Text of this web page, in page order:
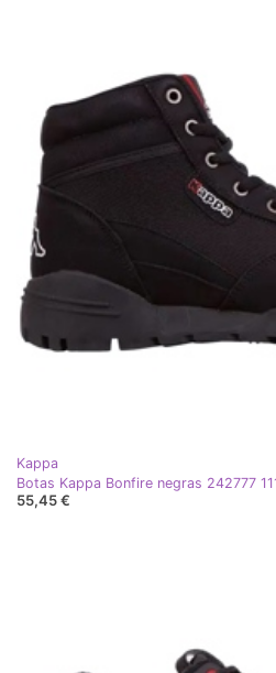
Kappa
Botas Kappa Bonfire negras 242777
55,45 €